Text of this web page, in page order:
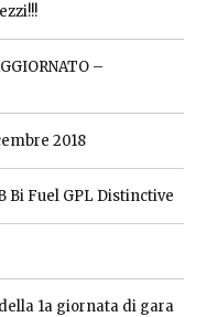
–
2018
Bi Fuel GPL Distinctive
1a giornata di gara